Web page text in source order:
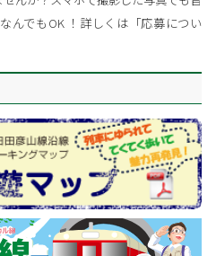
んでもOK ！詳しくは「応募につい